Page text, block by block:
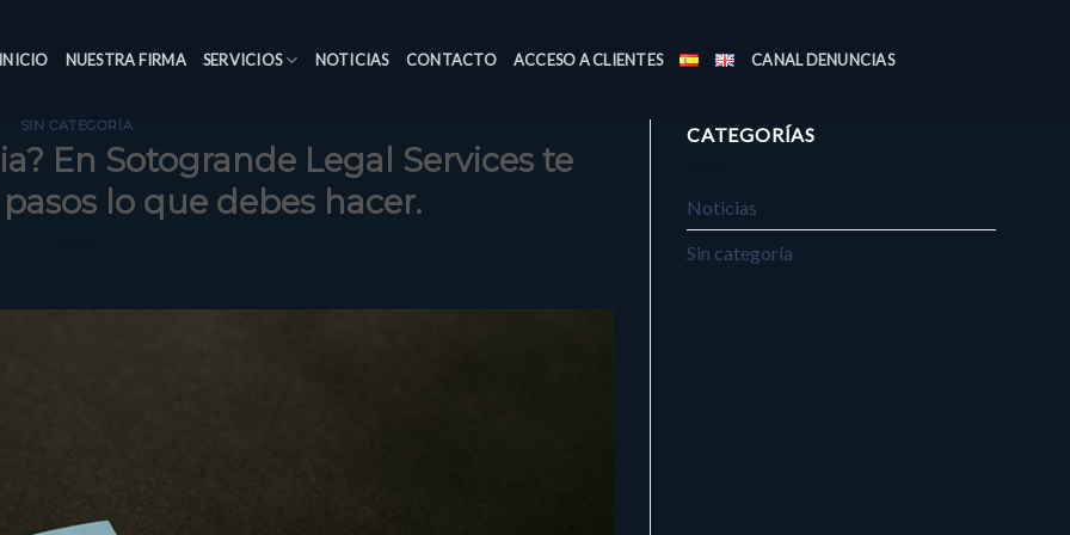
INICIO NUESTRA FIRMA SERVICIOS NOTICIAS CONTACTO ACCESO A CLIENTES CANAL DENUNCIAS
SIN CATEGORÍA
En Sotogrande Legal Services te
lo que debes hacer.
CATEGORÍAS
Noticias
Sin categoría